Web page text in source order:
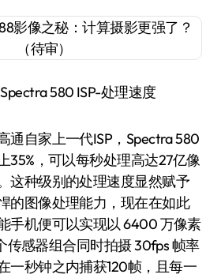
580 ISP-处理速度
通自家上一代ISP，Spectra 580
35%，可以每秒处理高达27亿像
这种级别的处理速度显然赋予
的图像处理能力，现在在如此
手机便可以实现以 6400 万像素
传感器组合同时拍摄 30fps 帧率
一秒钟之内捕获120帧，且每一